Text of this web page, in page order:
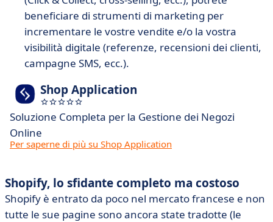
beneficiare di strumenti di marketing per
incrementare le vostre vendite e/o la vostra
visibilità digitale (referenze, recensioni dei clienti,
campagne SMS, ecc.).
Shop Application
Soluzione Completa per la Gestione dei Negozi
Online
Per saperne di più su Shop Application
Shopify, lo sfidante completo ma costoso
Shopify è entrato da poco nel mercato francese e non
tutte le sue pagine sono ancora state tradotte (le